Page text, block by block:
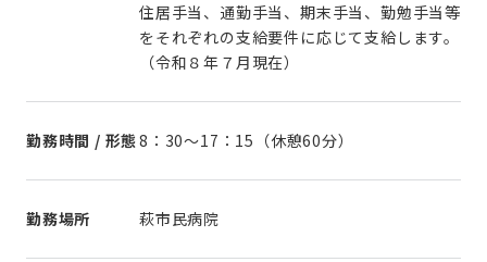
住居手当、通勤手当、期末手当、勤勉手当等
をそれぞれの支給要件に応じて支給します。
（令和８年７月現在）
勤務時間 / 形態8：30～17：15（休憩60分）
勤務場所 萩市民病院